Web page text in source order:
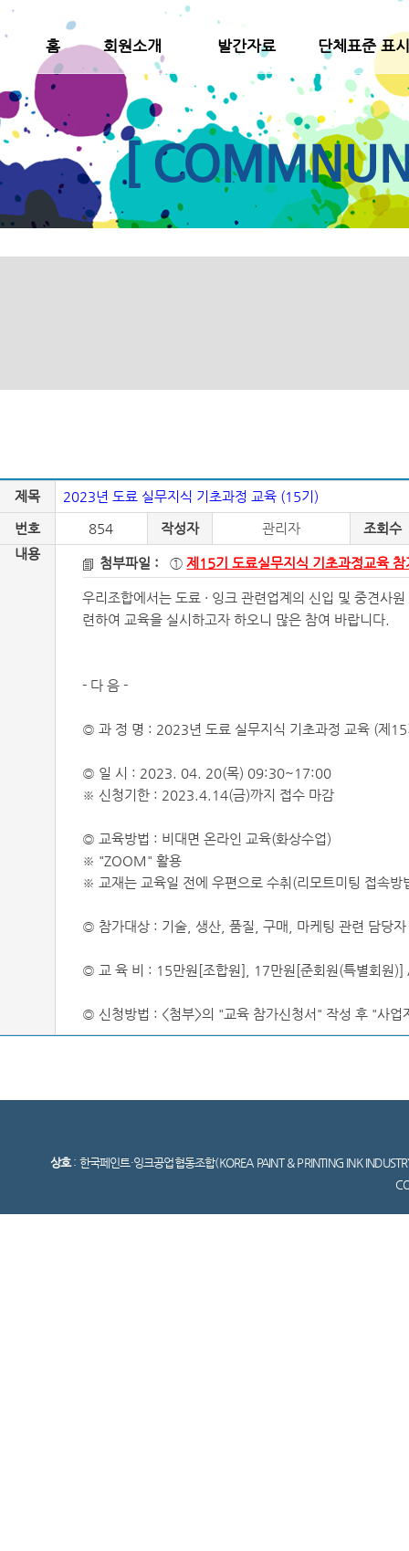
홈 회원소개 발간자료 단체표준 표
[
제목 2023년 도료 실무지식 기초과정 교육 (15기)
번호 854 작성자 관리자
조회수
내용
첨부파일 : ①제15기 도료실무지식 기초과정교육
우리조합에서는 도료 · 잉크 관련업계의 신입 및 중견사
련하여 교육을 실시하고자 하오니 많은 참여 바랍니다.
- 다 음 -
◎ 과 정 명 : 2023년 도료 실무지식 기초과정 교육 (제
◎ 일 시 : 2023. 04. 20(목) 09:30~17:00
※ 신청기한 : 2023.4.14(금)까지 접수 마감
◎ 교육방법 : 비대면 온라인 교육(화상수업)
※ "ZOOM" 활용
※ 교재는 교육일 전에 우편으로 수취(리모트미팅 접속방
◎ 참가대상 : 기술, 생산, 품질, 구매, 마케팅 관련 담당
◎ 교 육 비 : 15만원[조합원], 17만원[준회원(특별회원
◎ 신청방법 : <첨부>의 "교육 참가신청서" 작성 후 "사
상호: 한국페인트·잉크공업협동조합(KOREA PAINT & PRINTING INK